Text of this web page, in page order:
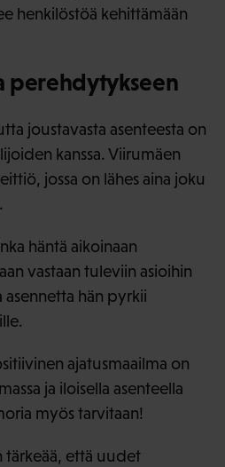
henkilöstöä kehittämään
perehdytykseen
joustavasta asenteesta on
kanssa. Viirumäen
jossa on lähes aina joku
häntä aikoinaan
vastaan tuleviin asioihin
asennetta hän pyrkii
ajatusmaailma on
ja iloisella asenteella
myös tarvitaan!
tärkeää, että uudet